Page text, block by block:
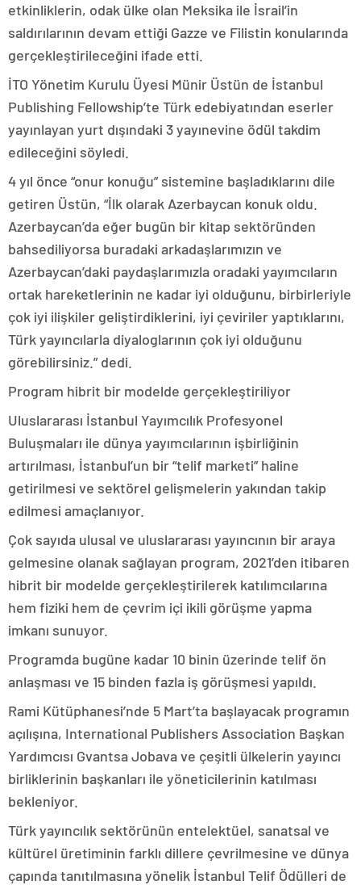
etkinliklerin, odak ülke olan Meksika ile İsrail’in
saldırılarının devam ettiği Gazze ve Filistin konularında
gerçekleştirileceğini ifade etti.
İTO Yönetim Kurulu Üyesi Münir Üstün de İstanbul
Publishing Fellowship’te Türk edebiyatından eserler
yayınlayan yurt dışındaki 3 yayınevine ödül takdim
edileceğini söyledi.
4 yıl önce “onur konuğu” sistemine başladıklarını dile
getiren Üstün, “İlk olarak Azerbaycan konuk oldu.
Azerbaycan’da eğer bugün bir kitap sektöründen
bahsediliyorsa buradaki arkadaşlarımızın ve
Azerbaycan’daki paydaşlarımızla oradaki yayımcıların
ortak hareketlerinin ne kadar iyi olduğunu, birbirleriyle
çok iyi ilişkiler geliştirdiklerini, iyi çeviriler yaptıklarını,
Türk yayıncılarla diyaloglarının çok iyi olduğunu
görebilirsiniz.” dedi.
Program hibrit bir modelde gerçekleştiriliyor
Uluslararası İstanbul Yayımcılık Profesyonel
Buluşmaları ile dünya yayımcılarının işbirliğinin
artırılması, İstanbul’un bir “telif marketi” haline
getirilmesi ve sektörel gelişmelerin yakından takip
edilmesi amaçlanıyor.
Çok sayıda ulusal ve uluslararası yayıncının bir araya
gelmesine olanak sağlayan program, 2021’den itibaren
hibrit bir modelde gerçekleştirilerek katılımcılarına
hem fiziki hem de çevrim içi ikili görüşme yapma
imkanı sunuyor.
Programda bugüne kadar 10 binin üzerinde telif ön
anlaşması ve 15 binden fazla iş görüşmesi yapıldı.
Rami Kütüphanesi’nde 5 Mart’ta başlayacak programın
açılışına, International Publishers Association Başkan
Yardımcısı Gvantsa Jobava ve çeşitli ülkelerin yayıncı
birliklerinin başkanları ile yöneticilerinin katılması
bekleniyor.
Türk yayıncılık sektörünün entelektüel, sanatsal ve
kültürel üretiminin farklı dillere çevrilmesine ve dünya
çapında tanıtılmasına yönelik İstanbul Telif Ödülleri de